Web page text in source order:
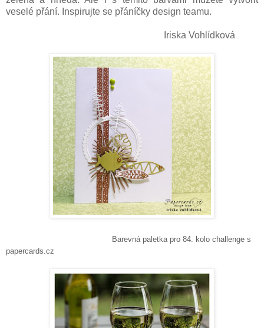
veselé přání. Inspirujte se přáníčky design teamu.
Iriska Vohlídková
Barevná paletka pro 84. kolo challenge s
papercards.cz